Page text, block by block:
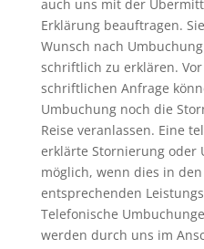
auch uns mit der
Erklärung beauftragen.
Wunsch nach
schriftlich zu erklären.
schriftlichen Anfrage
Umbuchung noch die
Reise veranlassen. Eine
erklärte Stornierung oder
möglich, wenn dies in
entsprechenden
Telefonische
werden durch uns im